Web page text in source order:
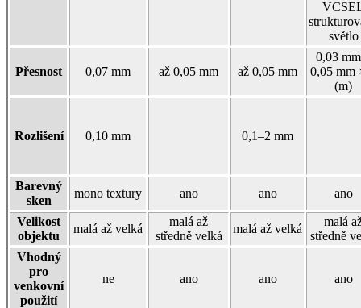
světlo
Přesnost 0,07 mm až 0,05 mm až 0,05 mm
0,03
0,05 mm
(m)
Rozlišení 0,10 mm 0,1–2 mm
Barevný
sken
mono textury ano ano ano
Velikost
objektu
malá až velká
malá až
středně velká
malá až velká
malá
středně
Vhodný
pro
venkovní
použití
ne ano ano ano